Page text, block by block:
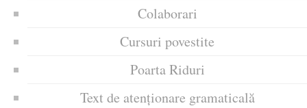
Colaborari
Cursuri povestite
Poarta Riduri
Text de atenționare gramaticală